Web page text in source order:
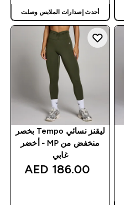
أحدث إصدارات الملابس وصلت
ليقنز نسائي Tempo بخصر
منخفض من MP - أخضر
غابي
186.00 AED‎